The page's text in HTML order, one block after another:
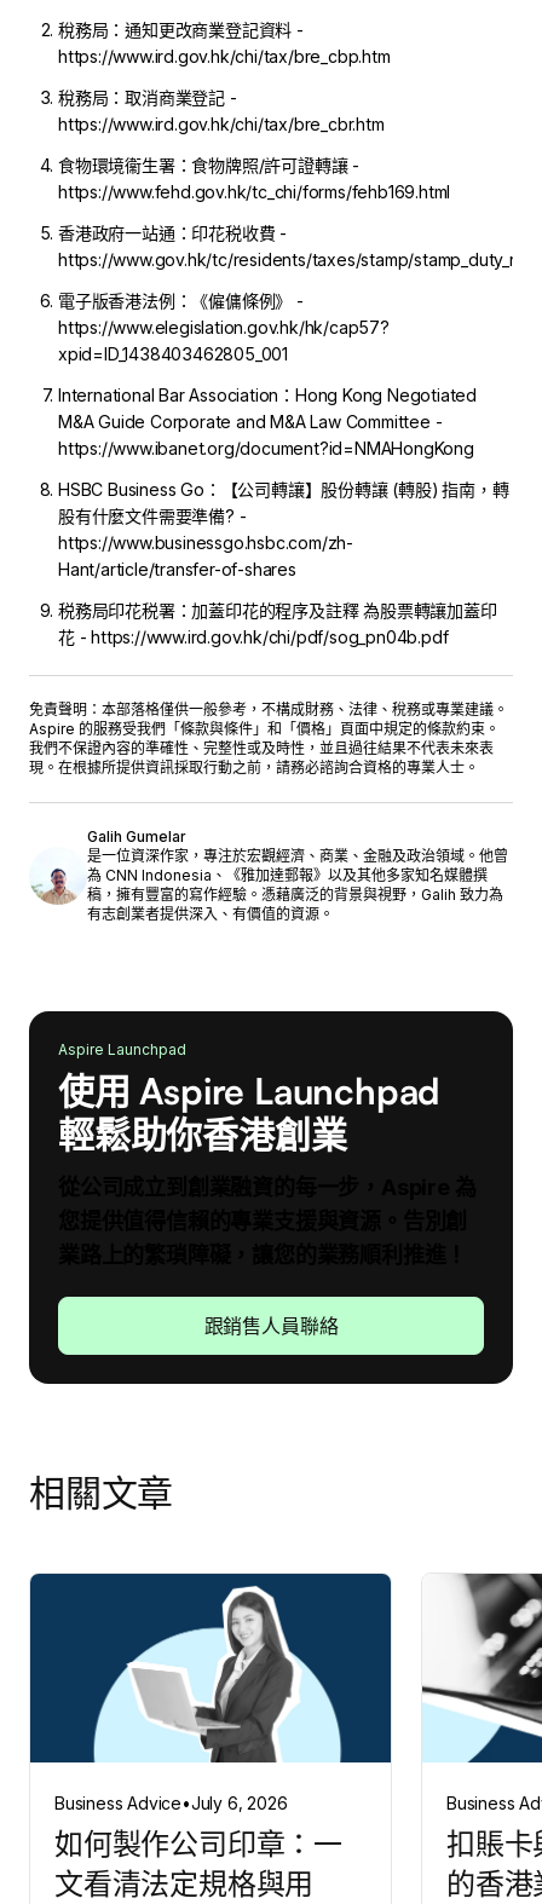
稅務局：通知更改商業登記資料 -
https://www.ird.gov.hk/chi/tax/bre_cbp.htm
稅務局：取消商業登記 -
https://www.ird.gov.hk/chi/tax/bre_cbr.htm
食物環境衞生署：食物牌照/許可證轉讓 -
https://www.fehd.gov.hk/tc_chi/forms/fehb169.html
香港政府一站通：印花税收費 -
https://www.gov.hk/tc/residents/taxes/stamp/
電子版香港法例：《僱傭條例》 -
https://www.elegislation.gov.hk/hk/cap57?
xpid=ID_1438403462805_001
International Bar Association：Hong Kong Negotiated
M&A Guide Corporate and M&A Law Committee -
https://www.ibanet.org/document?id=NMAHongKong
HSBC Business Go：【公司轉讓】股份轉讓 (轉股) 指南，轉
股有什麼文件需要準備? -
https://www.businessgo.hsbc.com/zh-
Hant/article/transfer-of-shares
税務局印花税署：加蓋印花的程序及註釋 為股票轉讓加蓋印
花 - https://www.ird.gov.hk/chi/pdf/sog_pn04b.pdf
免責聲明：本部落格僅供一般參考，不構成財務、法律、稅務或專業建議。
Aspire 的服務受我們「 條款與條件 」和「 價格 」頁面中規定的條款約束。
我們不保證內容的準確性、完整性或及時性，並且過往結果不代表未來表
現。在根據所提供資訊採取行動之前，請務必諮詢合資格的專業人士。
Galih Gumelar
是一位資深作家，專注於宏觀經濟、商業、金融及政治領域。他曾
為 CNN Indonesia、《雅加達郵報》以及其他多家知名媒體撰
稿，擁有豐富的寫作經驗。憑藉廣泛的背景與視野，Galih 致力為
有志創業者提供深入、有價值的資源。
Aspire Launchpad
使用 Aspire Launchpad
輕鬆助你香港創業
跟銷售人員聯絡
相關文章
Business Advice•July 6, 2026
如何製作公司印章：一
文看清法定規格與用
Business
扣賬卡
的香